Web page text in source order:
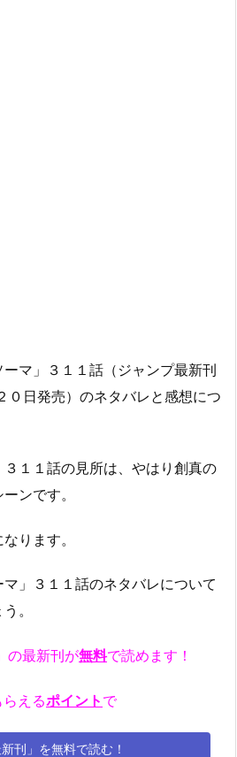
マ」３１１話（ジャンプ最新刊
０日発売）のネタバレと感想につ
１１話の見所は、やはり創真の
ンです。
ります。
」３１１話のネタバレについて
。
の最新刊が無料で読めます！
えるポイント で
刊」を無料で読む！